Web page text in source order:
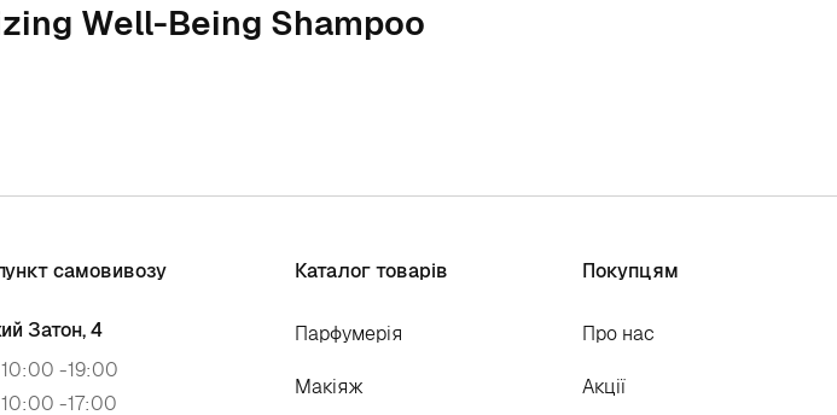
Well-Being Shampoo
самовивозу
Затон, 4
10:00 -19:00
10:00 -17:00
Каталог товарів
Парфумерія
Макіяж
Покупцям
Про нас
Акції